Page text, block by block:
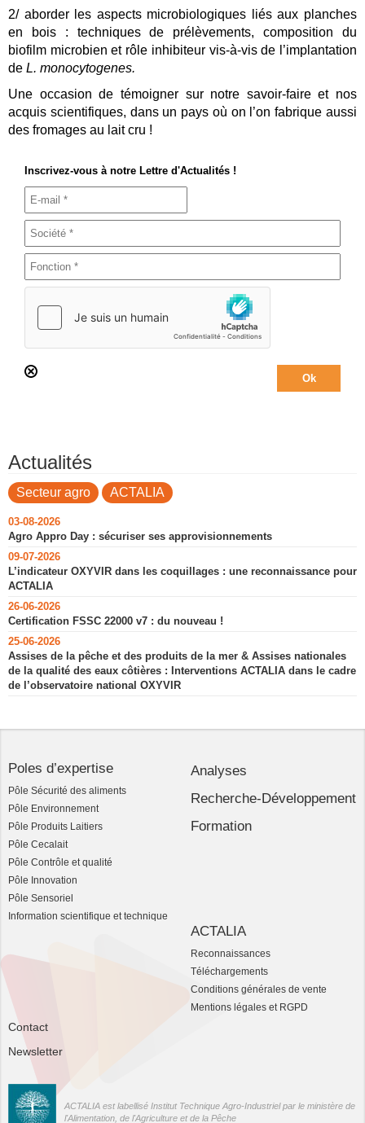
2/ aborder les aspects microbiologiques liés aux planches
en bois : techniques de prélèvements, composition du
biofilm microbien et rôle inhibiteur vis-à-vis de l’implantation
de L. monocytogenes.
Une occasion de témoigner sur notre savoir-faire et nos
acquis scientifiques, dans un pays où on l’on fabrique aussi
des fromages au lait cru !
Inscrivez-vous à notre Lettre d'Actualités !
Actualités
Secteur agro ACTALIA
03-08-2026
Agro Appro Day : sécuriser ses approvisionnements
09-07-2026
L’indicateur OXYVIR dans les coquillages : une reconnaissance pour
ACTALIA
26-06-2026
Certification FSSC 22000 v7 : du nouveau !
25-06-2026
Assises de la pêche et des produits de la mer & Assises nationales
de la qualité des eaux côtières : Interventions ACTALIA dans le cadre
de l’observatoire national OXYVIR
Poles d’expertise
Pôle Sécurité des aliments
Pôle Environnement
Pôle Produits Laitiers
Pôle Cecalait
Pôle Contrôle et qualité
Pôle Innovation
Pôle Sensoriel
Information scientifique et technique
Analyses
Recherche-Développement
Formation
ACTALIA
Reconnaissances
Téléchargements
Conditions générales de vente
Mentions légales et RGPD
Contact
Newsletter
ACTALIA est labellisé Institut Technique Agro-Industriel par le ministère de
l'Alimentation, de l'Agriculture et de la Pêche